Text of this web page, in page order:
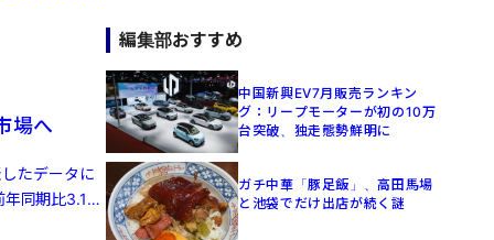
場へ
たデータに
同期比3.1%
編集部おすすめ
中国新興EV7月販売ランキン
グ：リープモーターが初の10万
台突破、独走態勢鮮明に
ガチ中華「豚足飯」、高田馬場
と池袋でだけ出店が続く謎